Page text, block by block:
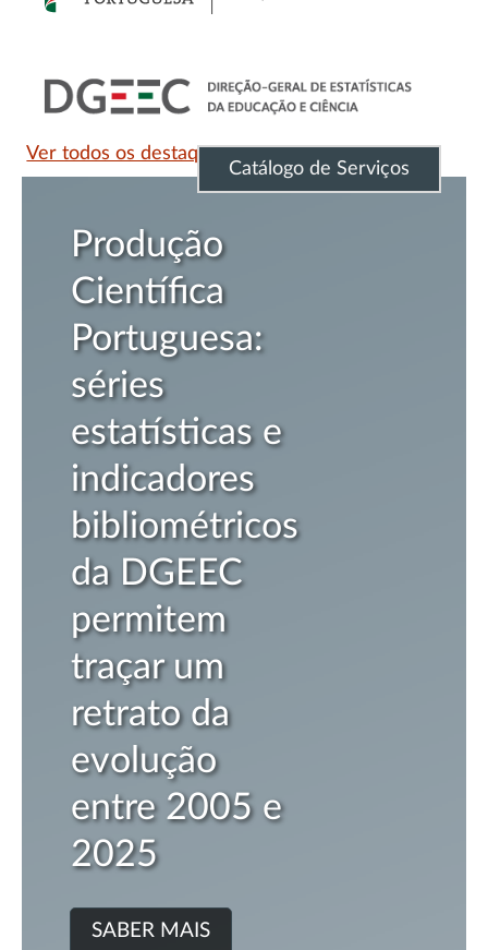
Catálogo de Serviços
Ver todos os destaques
Produção
Científica
Portuguesa:
séries
estatísticas e
indicadores
bibliométricos
da DGEEC
permitem
traçar um
retrato da
evolução
entre 2005 e
2025
SABER MAIS